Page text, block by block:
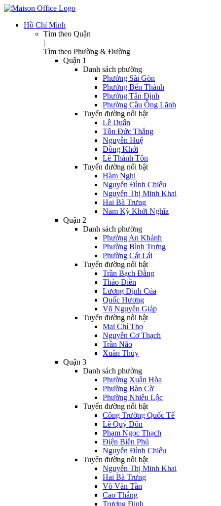
Hồ Chí Minh
Tìm theo Quận
|
Tìm theo Phường & Đường
Quận 1
Danh sách phường
Phường Sài Gòn
Phường Bến Thành
Phường Tân Định
Phường Cầu Ông Lãnh
Tuyến đường nổi bật
Lê Duẩn
Tôn Đức Thắng
Nguyễn Huệ
Đồng Khởi
Lê Thánh Tôn
Tuyến đường nổi bật
Hàm Nghi
Nguyễn Đình Chiểu
Nguyễn Thị Minh Khai
Hai Bà Trưng
Nam Kỳ Khởi Nghĩa
Quận 2
Danh sách phường
Phường An Khánh
Phường Bình Trưng
Phường Cát Lái
Tuyến đường nổi bật
Trần Bạch Đằng
Thảo Điền
Lương Định Của
Quốc Hương
Võ Nguyên Giáp
Tuyến đường nổi bật
Mai Chí Thọ
Nguyễn Cơ Thạch
Trần Não
Xuân Thủy
Quận 3
Danh sách phường
Phường Xuân Hòa
Phường Bàn Cờ
Phường Nhiêu Lộc
Tuyến đường nổi bật
Công Trường Quốc Tế
Lê Quý Đôn
Phạm Ngọc Thạch
Điện Biên Phủ
Nguyễn Đình Chiểu
Tuyến đường nổi bật
Nguyễn Thị Minh Khai
Hai Bà Trưng
Võ Văn Tần
Cao Thắng
Trương Định